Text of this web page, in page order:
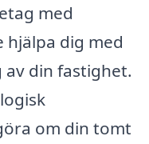
med
dig med
din fastighet.
om din tomt